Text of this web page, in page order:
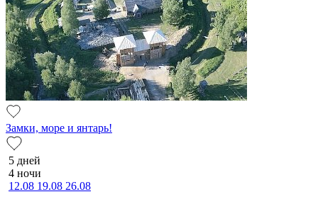
Замки, море и янтарь!
5 дней
4 ночи
12.08 19.08 26.08